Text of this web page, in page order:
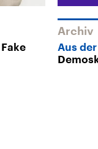
Fake
Archiv
Aus